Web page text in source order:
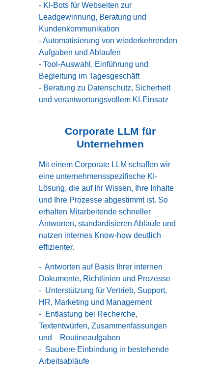
- KI-Bots für Webseiten zur
Leadgewinnung, Beratung und
Kundenkommunikation
- Automatisierung von wiederkehrenden
Aufgaben und Ablaufen
- Tool-Auswahl, Einführung und
Begleitung im Tagesgeschäft
- Beratung zu Datenschutz, Sicherheit
und verantwortungsvollem KI-Einsatz
Corporate LLM für
Unternehmen
Mit einem Corporate LLM schaffen wir
eine unternehmensspezifische KI-
Lösung, die auf Ihr Wissen, Ihre Inhalte
und Ihre Prozesse abgestimmt ist. So
erhalten Mitarbeitende schneller
Antworten, standardisieren Abläufe und
nutzen internes Know-how deutlich
effizienter.
- Antworten auf Basis Ihrer internen
Dokumente, Richtlinien und Prozesse
- Unterstützung für Vertrieb, Support,
HR, Marketing und Management
- Entlastung bei Recherche,
Textentwürfen, Zusammenfassungen
und Routineaufgaben
- Saubere Einbindung in bestehende
Arbeitsabläufe